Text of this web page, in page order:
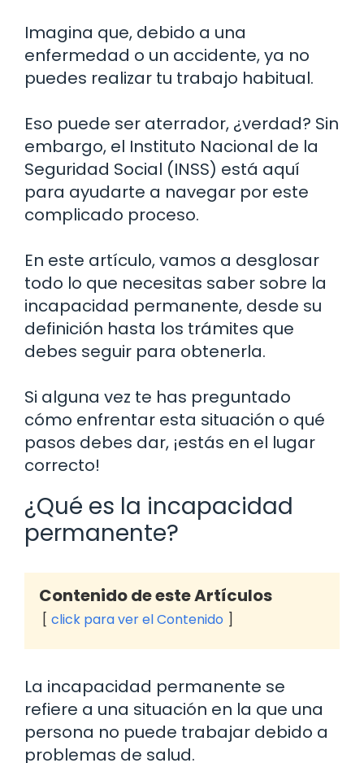
Imagina que, debido a una
enfermedad o un accidente, ya no
puedes realizar tu trabajo habitual.
Eso puede ser aterrador, ¿verdad? Sin
embargo, el Instituto Nacional de la
Seguridad Social (INSS) está aquí
para ayudarte a navegar por este
complicado proceso.
En este artículo, vamos a desglosar
todo lo que necesitas saber sobre la
incapacidad permanente, desde su
definición hasta los trámites que
debes seguir para obtenerla.
Si alguna vez te has preguntado
cómo enfrentar esta situación o qué
pasos debes dar, ¡estás en el lugar
correcto!
¿Qué es la incapacidad
permanente?
Contenido de este Artículos
click para ver el Contenido
La incapacidad permanente se
refiere a una situación en la que una
persona no puede trabajar debido a
problemas de salud.